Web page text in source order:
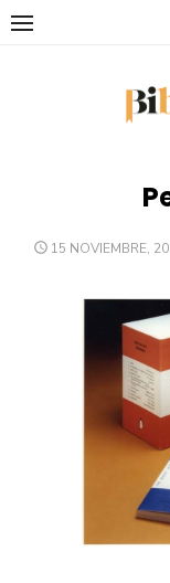
Saltar
PUBLICADO
15 NOVIEMBRE,